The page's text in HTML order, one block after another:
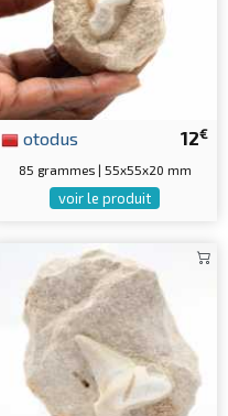
12€
otodus
85 grammes | 55x55x20 mm
voir le produit